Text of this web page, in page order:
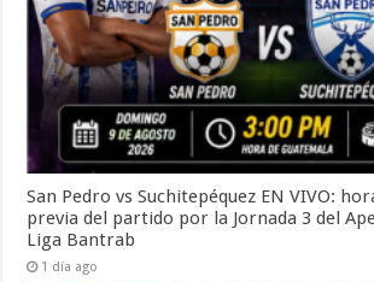
San Pedro vs Suchitepéquez EN VIVO:
previa del partido por la Jornada 3 del
Liga Bantrab
1 día ago